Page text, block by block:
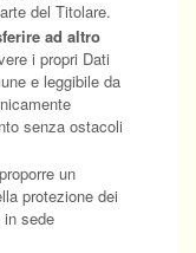
del Titolare.
ad altro
i propri Dati
e leggibile da
senza ostacoli
un
protezione dei
in sede